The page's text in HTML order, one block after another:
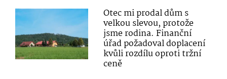
Otec mi prodal dům s
velkou slevou, protože
jsme rodina. Finanční
úřad požadoval doplacení
kvůli rozdílu oproti tržní
ceně